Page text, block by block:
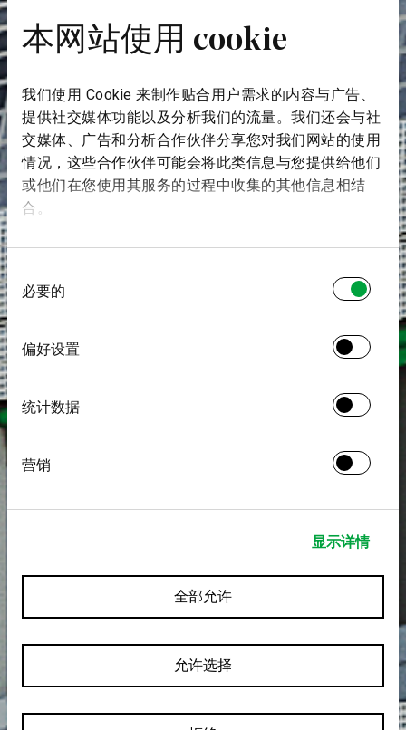
本网站使用 cookie
我们使用 Cookie 来制作贴合用户需求的内容与广告、
提供社交媒体功能以及分析我们的流量。我们还会与社
交媒体、广告和分析合作伙伴分享您对我们网站的使用
情况，这些合作伙伴可能会将此类信息与您提供给他们
或他们在您使用其服务的过程中收集的其他信息相结
合。
同
意
选
择
必要的
偏好设置
统计数据
营销
显示详情
全部允许
允许选择